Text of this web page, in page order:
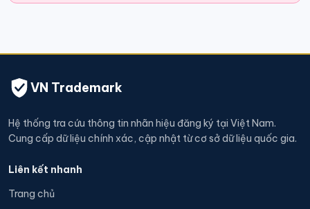
VN Trademark
Hệ thống tra cứu thông tin nhãn hiệu đăng ký tại Việt Nam.
Cung cấp dữ liệu chính xác, cập nhật từ cơ sở dữ liệu quốc gia.
Liên kết nhanh
Trang chủ